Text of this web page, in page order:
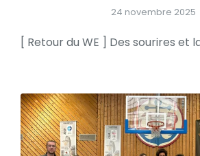
24 novembre 2025